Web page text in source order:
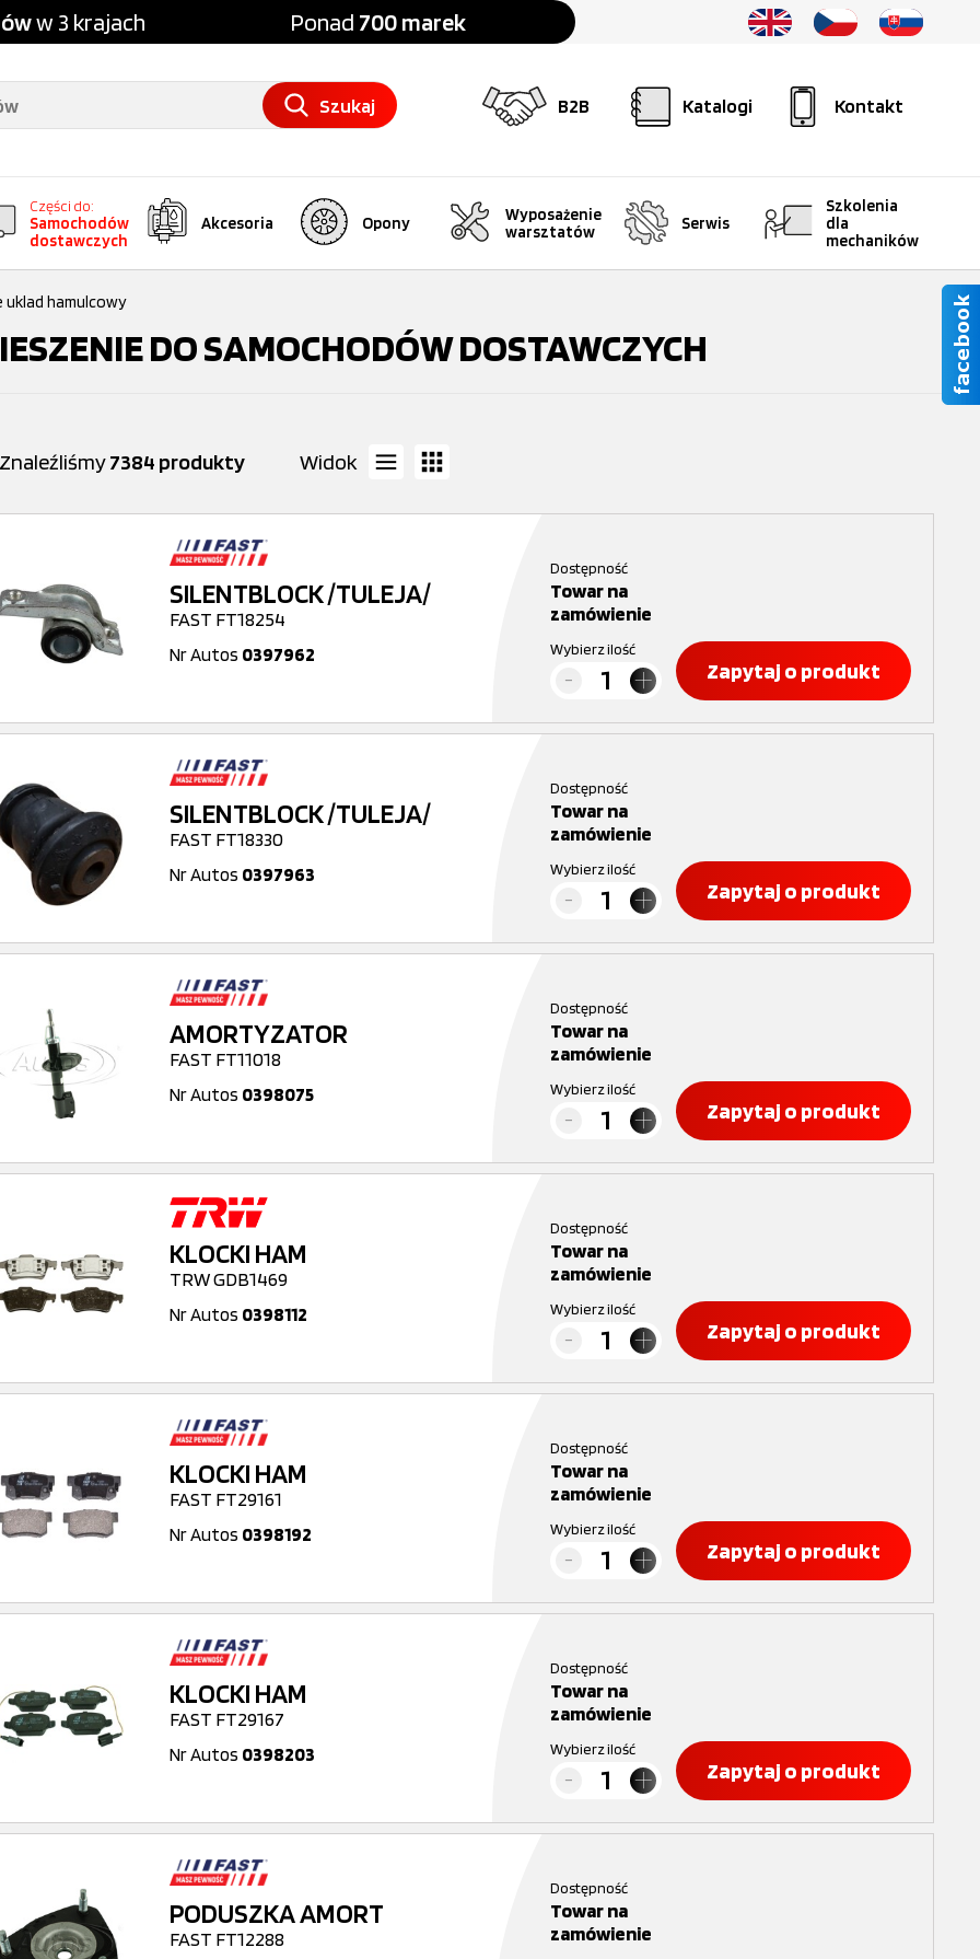
w 3 krajach Ponad 700 marek
B2B Katalogi Kontakt
Szukaj
Części do:
Samochodów
dostawczych
Akcesoria Opony
Wyposażenie
warsztatów
Serwis
Szkolenia
dla
mechaników
uklad hamulcowy
DO SAMOCHODÓW DOSTAWCZYCH
Znaleźliśmy7384 produkty Widok
SILENTBLOCK /TULEJA/
FAST FT18254
Nr Autos 0397962
Dostępność
Towar na
zamówienie
Wybierz ilość
Zapytaj o produkt
SILENTBLOCK /TULEJA/
FAST FT18330
Nr Autos 0397963
Dostępność
Towar na
zamówienie
Wybierz ilość
Zapytaj o produkt
AMORTYZATOR
FAST FT11018
Nr Autos 0398075
Dostępność
Towar na
zamówienie
Wybierz ilość
Zapytaj o produkt
KLOCKI HAM
TRW GDB1469
Nr Autos 0398112
Dostępność
Towar na
zamówienie
Wybierz ilość
Zapytaj o produkt
KLOCKI HAM
FAST FT29161
Nr Autos 0398192
Dostępność
Towar na
zamówienie
Wybierz ilość
Zapytaj o produkt
KLOCKI HAM
FAST FT29167
Nr Autos 0398203
Dostępność
Towar na
zamówienie
Wybierz ilość
Zapytaj o produkt
PODUSZKA AMORT
FAST FT12288
Dostępność
Towar na
zamówienie